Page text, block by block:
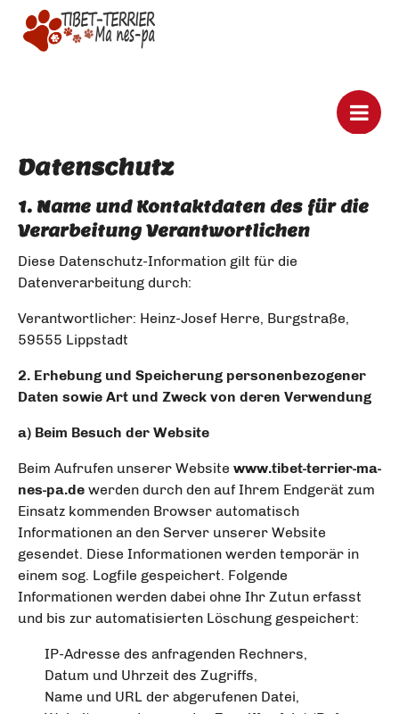
Datenschutz
1. Name und Kontaktdaten des für die
Verarbeitung Verantwortlichen
Diese Datenschutz-Information gilt für die
Datenverarbeitung durch:
Verantwortlicher: Heinz-Josef Herre, Burgstraße,
59555 Lippstadt
2. Erhebung und Speicherung personenbezogener
Daten sowie Art und Zweck von deren Verwendung
a) Beim Besuch der Website
Beim Aufrufen unserer Website www.tibet-terrier-ma-
nes-pa.de werden durch den auf Ihrem Endgerät zum
Einsatz kommenden Browser automatisch
Informationen an den Server unserer Website
gesendet. Diese Informationen werden temporär in
einem sog. Logfile gespeichert. Folgende
Informationen werden dabei ohne Ihr Zutun erfasst
und bis zur automatisierten Löschung gespeichert:
IP-Adresse des anfragenden Rechners,
Datum und Uhrzeit des Zugriffs,
Name und URL der abgerufenen Datei,